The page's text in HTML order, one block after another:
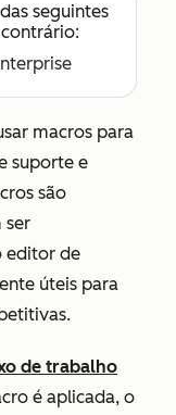
seguintes
macros para
suporte e
são
ser
editor de
úteis para
de trabalho
é aplicada, o